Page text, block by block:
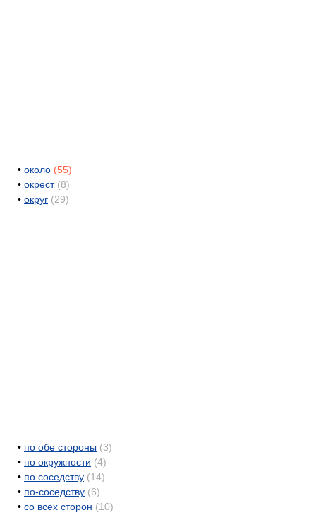
• около (55)
• окрест (8)
• округ (29)
• по обе стороны (3)
• по окружности (4)
• по соседству (14)
• по-соседству (6)
• со всех сторон (10)